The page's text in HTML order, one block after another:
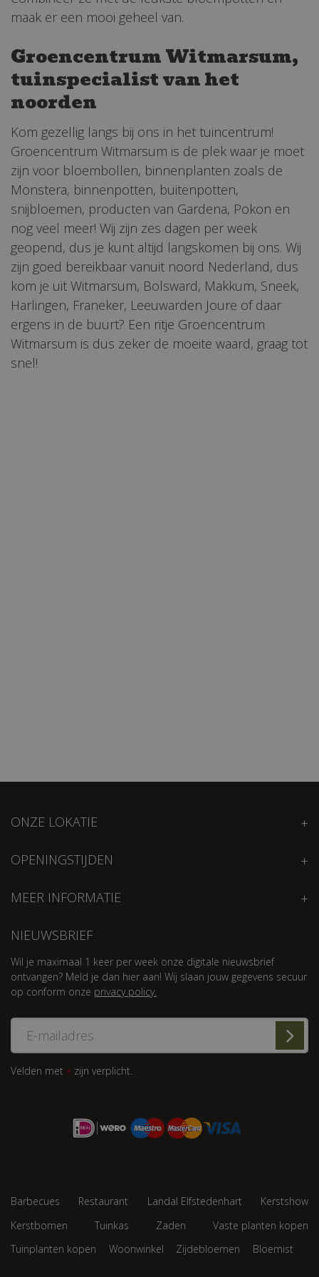
maak er een mooi geheel van.
Groencentrum Witmarsum,
tuinspecialist van het
noorden
Kom gezellig langs bij ons in het tuincentrum!
Groencentrum Witmarsum is de plek waar je moet
zijn voor bloembollen, binnenplanten zoals de
Monstera, binnenpotten, buitenpotten,
snijbloemen, producten van Gardena, Pokon en
nog veel meer! Wij zijn zes dagen per week
geopend, dus je kunt altijd langskomen bij ons. Wij
zijn goed bereikbaar vanuit noord Nederland, dus
kom je uit Witmarsum, Bolsward, Makkum, Sneek,
Harlingen, Franeker, Leeuwarden Joure of daar
ergens in de buurt? Een ritje Groencentrum
Witmarsum is dus zeker de moeite waard, graag tot
snel!
ONZE LOKATIE
OPENINGSTIJDEN
MEER INFORMATIE
NIEUWSBRIEF
Wil je maximaal 1 keer per week onze digitale nieuwsbrief
ontvangen? Meld je dan hier aan! Wij slaan jouw gegevens secuur
op conform onze privacy policy.
Velden met * zijn verplicht.
Barbecues Restaurant Landal Elfstedenhart
Kerstshow
Kerstbomen
Tuinkas Zaden
Vaste planten kopen
Tuinplanten kopen
Woonwinkel Zijdebloemen Bloemist